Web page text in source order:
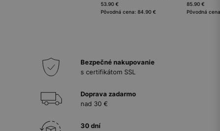
53.90 €
Pôvodná cena: 84.90 €
85.90 €
Pôvodná
Bezpečné nakupovanie
s certifikátom SSL
Doprava zadarmo
nad 30 €
30 dní